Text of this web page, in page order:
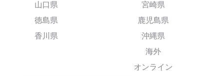
山口県
徳島県
香川県
宮崎県
鹿児島県
沖縄県
海外
オンライン